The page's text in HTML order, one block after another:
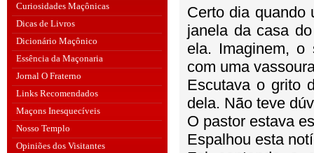
Curiosidades Maçônicas
Dicas de Livros
Dicionário Maçônico
Essência da Maçonaria
Jornal O Fraterno
Links Recomendados
Maçons Inesquecíveis
Nosso Templo
Opiniões dos Visitantes
Certo dia quando
janela da casa
ela. Imaginem, o
com uma
Escutava o grito
dela. Não teve
O pastor estava
Espalhou esta